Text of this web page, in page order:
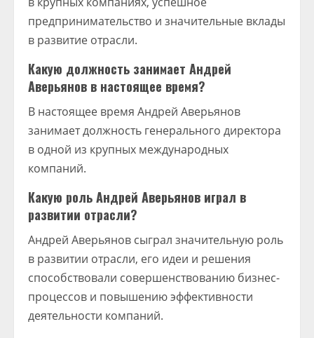
предпринимательство и значительные вклады
в развитие отрасли.
Какую должность занимает Андрей
Аверьянов в настоящее время?
В настоящее время Андрей Аверьянов
занимает должность генерального директора
в одной из крупных международных
компаний.
Какую роль Андрей Аверьянов играл в
развитии отрасли?
Андрей Аверьянов сыграл значительную роль
в развитии отрасли, его идеи и решения
способствовали совершенствованию бизнес-
процессов и повышению эффективности
деятельности компаний.